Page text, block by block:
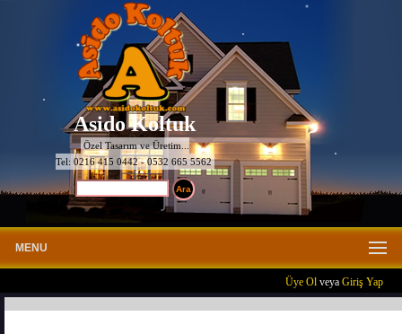
Asido Koltuk
Özel Tasarım ve Üretim...
Tel: 0216 415 0442 - 0532 665 5562
MENU
Üye Ol veya Giriş Yap